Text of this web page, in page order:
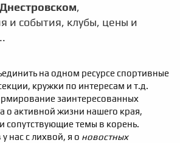
,
и события, клубы, цены и
на одном ресурсе спортивные
кружки по интересам и т.д.
заинтересованных
о активной жизни нашего края,
сопутствующие темы в корень.
нас с лихвой, я о новостных